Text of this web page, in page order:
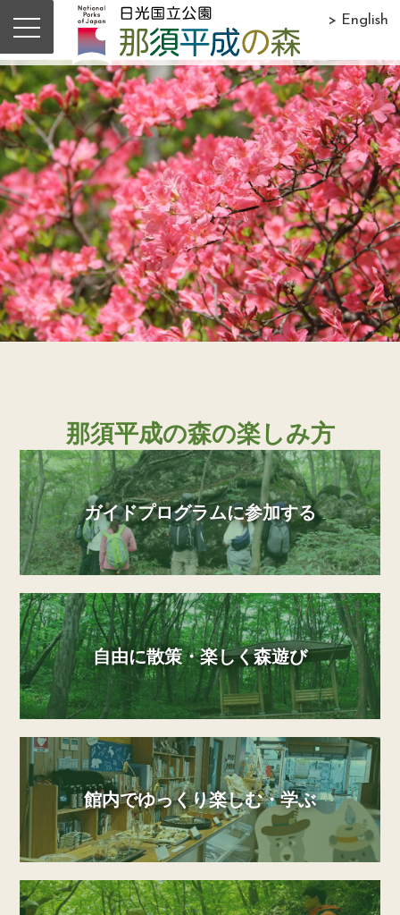
> English
那須平成の森の楽しみ方
ガイドプログラムに参加する
自由に散策・楽しく森遊び
館内でゆっくり楽しむ・学ぶ